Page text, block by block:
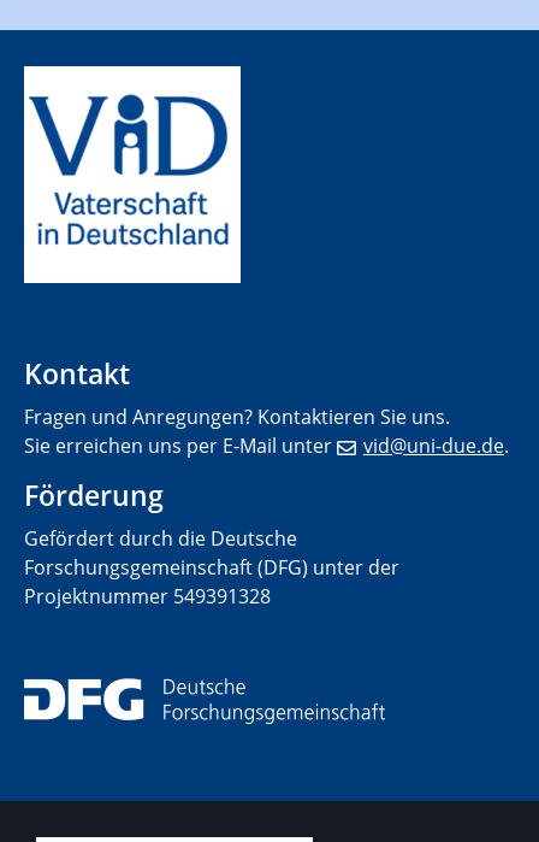
Kontakt
Fragen und Anregungen? Kontaktieren Sie uns.
Sie erreichen uns per E-Mail unter
vid@uni-due.de.
Förderung
Gefördert durch die Deutsche
Forschungsgemeinschaft (DFG) unter der
Projektnummer 549391328